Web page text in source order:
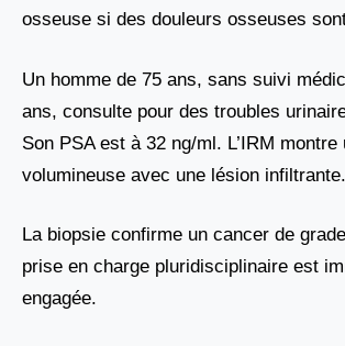
osseuse si des douleurs osseuses
Un homme de 75 ans, sans suivi
ans, consulte pour des troubles
Son PSA est à 32 ng/ml. L’IRM
volumineuse avec une lésion infiltrante.
La biopsie confirme un cancer de
prise en charge pluridisciplinaire est
engagée.